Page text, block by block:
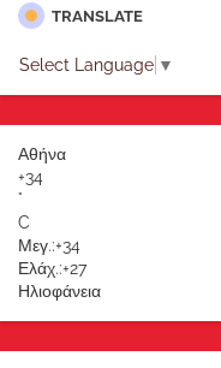
TRANSLATE
Select Language ▼
Αθήνα
+34
°
C
Μεγ.:+34
Ελάχ.:+27
Ηλιοφάνεια